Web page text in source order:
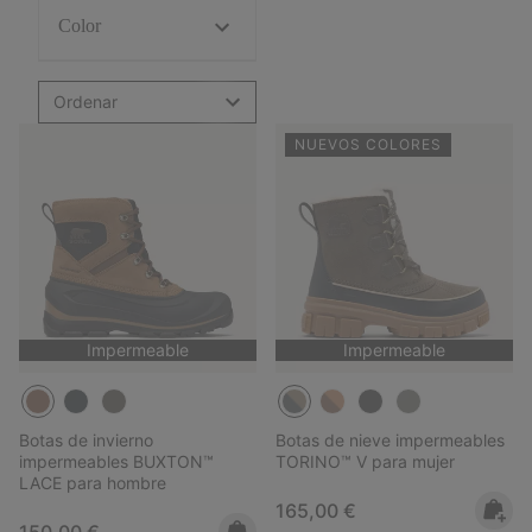
Color
Ordenar
Impermeable
Botas de invierno
impermeables BUXTON™
LACE para hombre
NUEVOS COLORES
Impermeable
Botas de nieve impermeables
TORINO™ V para mujer
Regular price:
165,00 €